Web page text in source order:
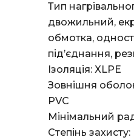
Тип
двожильний,
обмотка,
під’єднання,
Ізоляція: XLPE
Зовнішня
PVC
Мінімальний
Степінь захисту: